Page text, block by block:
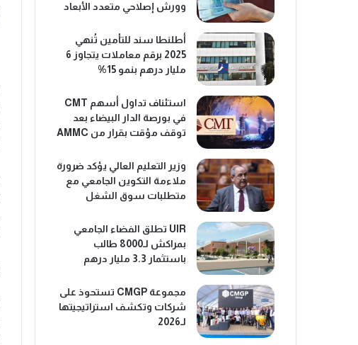
وورش إصلاحي متعدد الأبعاد
أطلنطا سند للتأمين تُنهي
2025 برقم معاملات يتجاوز 6
مليار درهم بنمو 15%
استئناف تداول أسهم CMT
في بورصة الدار البيضاء بعد
توقف مؤقت بقرار من AMMC
وزير التعليم العالي يؤكد ضرورة
ملاءمة التكوين الجامعي مع
متطلبات سوق الشغل
UIR تطلق الفضاء الجامعي
بمراكش لـ8000 طالب
باستثمار 3.3 مليار درهم
مجموعة CMGP تستحوذ على
شركات وتكشف استراتيجيتها
لـ2026